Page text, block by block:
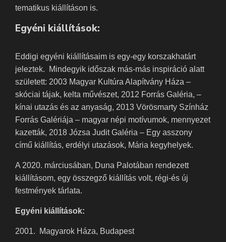
tematikus kiállításon is.
Egyéni kiállítások:
Eddigi egyéni kiállításaim is egy-egy korszakhatárt
jeleztek. Mindegyik időszak más-más inspiráció alatt
született: 2003 Magyar Kultúra Alapítvány Háza –
skóciai tájak, kelta művészet, 2012 Forrás Galéria, –
kínai utazás és az anyaság, 2013 Vörösmarty Színház
Forrás Galériája – magyar népi motívumok, mennyezet
kazetták, 2018 Józsa Judit Galéria – Egy asszony
című kiállítás, erdélyi utazások, Mária kegyhelyek.
A 2020. márciusában, Duna Palotában rendezett
kiállításom, egy összegző kiállítás volt, régi-és új
festmények tárlata.
Egyéni kiállítások:
2001. Magyarok Háza, Budapest